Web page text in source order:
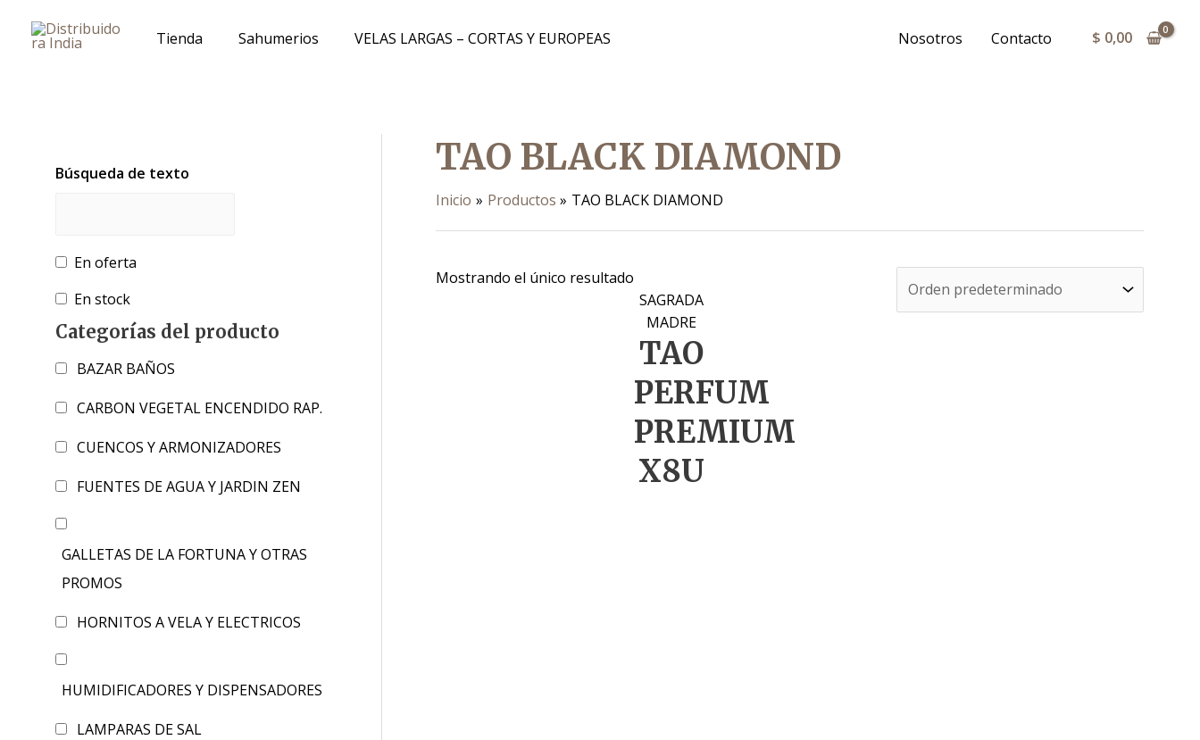
contenido
Tienda Sahumerios VELAS LARGAS – CORTAS Y EUROPEAS Nosotros Contacto $ 0,00
Búsqueda de texto
En oferta
En stock
Categorías del producto
BAZAR BAÑOS
CARBON VEGETAL ENCENDIDO RAP.
CUENCOS Y ARMONIZADORES
FUENTES DE AGUA Y JARDIN ZEN
GALLETAS DE LA FORTUNA Y OTRAS
PROMOS
HORNITOS A VELA Y ELECTRICOS
HUMIDIFICADORES Y DISPENSADORES
LAMPARAS DE SAL
TAO BLACK DIAMOND
Inicio Productos TAO BLACK DIAMOND
Mostrando el único resultado
SAGRADA
MADRE
TAO
PERFUM
PREMIUM
X8U